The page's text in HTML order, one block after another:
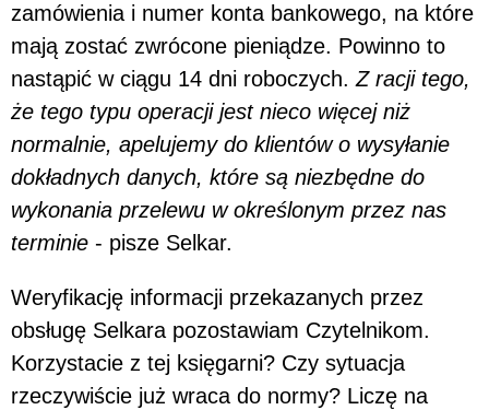
zamówienia i numer konta bankowego, na które
mają zostać zwrócone pieniądze. Powinno to
nastąpić w ciągu 14 dni roboczych. Z racji tego,
że tego typu operacji jest nieco więcej niż
normalnie, apelujemy do klientów o wysyłanie
dokładnych danych, które są niezbędne do
wykonania przelewu w określonym przez nas
terminie - pisze Selkar.
Weryfikację informacji przekazanych przez
obsługę Selkara pozostawiam Czytelnikom.
Korzystacie z tej księgarni? Czy sytuacja
rzeczywiście już wraca do normy? Liczę na